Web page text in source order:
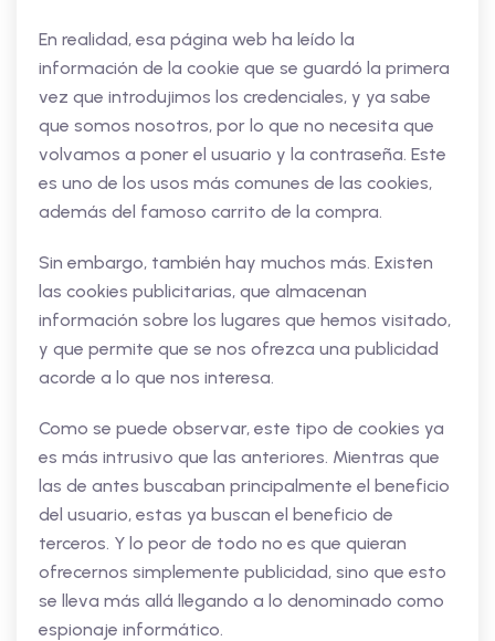
En realidad, esa página web ha leído la
información de la cookie que se guardó la primera
vez que introdujimos los credenciales, y ya sabe
que somos nosotros, por lo que no necesita que
volvamos a poner el usuario y la contraseña. Este
es uno de los usos más comunes de las cookies,
además del famoso carrito de la compra.
Sin embargo, también hay muchos más. Existen
las cookies publicitarias, que almacenan
información sobre los lugares que hemos visitado,
y que permite que se nos ofrezca una publicidad
acorde a lo que nos interesa.
Como se puede observar, este tipo de cookies ya
es más intrusivo que las anteriores. Mientras que
las de antes buscaban principalmente el beneficio
del usuario, estas ya buscan el beneficio de
terceros. Y lo peor de todo no es que quieran
ofrecernos simplemente publicidad, sino que esto
se lleva más allá llegando a lo denominado como
espionaje informático.